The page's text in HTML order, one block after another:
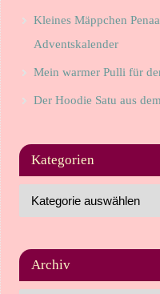
Kleines Mäppchen
Adventskalender
Mein warmer Pulli für
Der Hoodie Satu aus
Kategorien
Archiv